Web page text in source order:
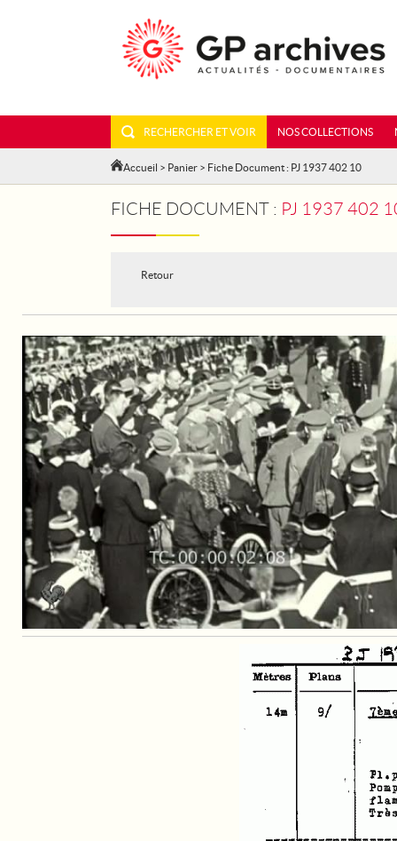
RECHERCHER ET VOIR NOS COLLECTIONS
Accueil > Panier > Fiche Document : PJ 1937 402 10
FICHE DOCUMENT : PJ 1937 402
Retour